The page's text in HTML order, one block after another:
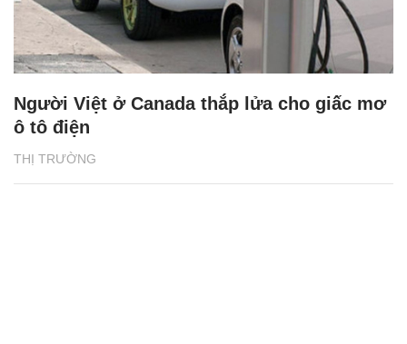
THỊ TRƯỜNG
Người Việt ở Canada thắp lửa cho giấc mơ
ô tô điện